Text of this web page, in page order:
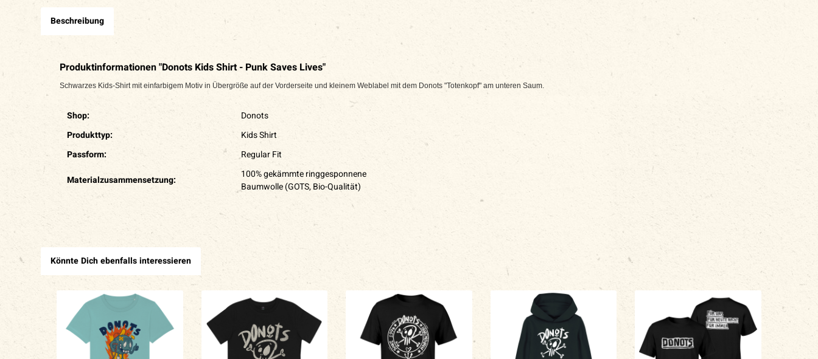
Beschreibung
Produktinformationen "Donots Kids Shirt - Punk Saves Lives"
Schwarzes Kids-Shirt mit einfarbigem Motiv in Übergröße auf der Vorderseite und kleinem Weblabel mit dem Donots "Totenkopf" am unteren Saum.
Shop:
Donots
Produkttyp:
Kids Shirt
Passform:
Regular Fit
Materialzusammensetzung:
100% gekämmte ringgesponnene
Baumwolle (GOTS, Bio-Qualität)
Könnte Dich ebenfalls interessieren